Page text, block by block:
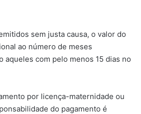
sem justa causa, o valor do
ao número de meses
aqueles com pelo menos 15 dias no
por licença-maternidade ou
do pagamento é